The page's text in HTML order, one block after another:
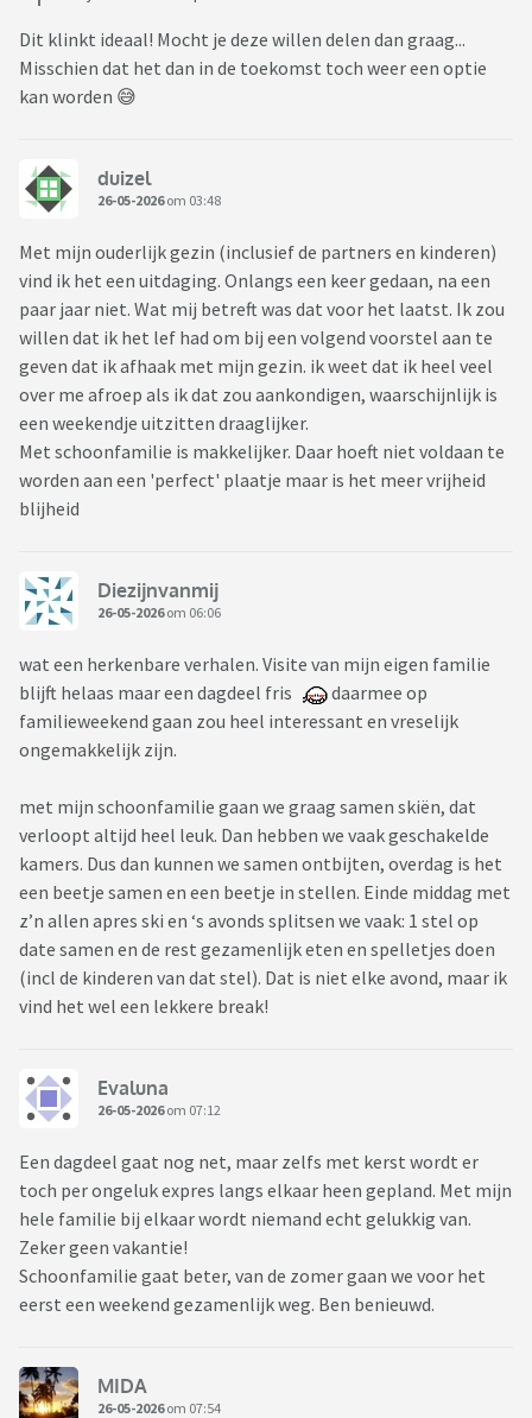
Dit klinkt ideaal! Mocht je deze willen delen dan graag...
Misschien dat het dan in de toekomst toch weer een optie
kan worden 😅
duizel
26-05-2026om 03:48
Met mijn ouderlijk gezin (inclusief de partners en kinderen)
vind ik het een uitdaging. Onlangs een keer gedaan, na een
paar jaar niet. Wat mij betreft was dat voor het laatst. Ik zou
willen dat ik het lef had om bij een volgend voorstel aan te
geven dat ik afhaak met mijn gezin. ik weet dat ik heel veel
over me afroep als ik dat zou aankondigen, waarschijnlijk is
een weekendje uitzitten draaglijker.
Met schoonfamilie is makkelijker. Daar hoeft niet voldaan te
worden aan een 'perfect' plaatje maar is het meer vrijheid
blijheid
Diezijnvanmij
26-05-2026om 06:06
wat een herkenbare verhalen. Visite van mijn eigen familie
blijft helaas maar een dagdeel fris
daarmee op
familieweekend gaan zou heel interessant en vreselijk
ongemakkelijk zijn.
met mijn schoonfamilie gaan we graag samen skiën, dat
verloopt altijd heel leuk. Dan hebben we vaak geschakelde
kamers. Dus dan kunnen we samen ontbijten, overdag is het
een beetje samen en een beetje in stellen. Einde middag met
z’n allen apres ski en ‘s avonds splitsen we vaak: 1 stel op
date samen en de rest gezamenlijk eten en spelletjes doen
(incl de kinderen van dat stel). Dat is niet elke avond, maar ik
vind het wel een lekkere break!
Evaluna
26-05-2026om 07:12
Een dagdeel gaat nog net, maar zelfs met kerst wordt er
toch per ongeluk expres langs elkaar heen gepland. Met mijn
hele familie bij elkaar wordt niemand echt gelukkig van.
Zeker geen vakantie!
Schoonfamilie gaat beter, van de zomer gaan we voor het
eerst een weekend gezamenlijk weg. Ben benieuwd.
MIDA
26-05-2026om 07:54